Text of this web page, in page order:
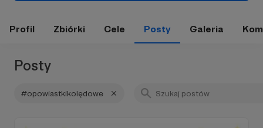
Profil Zbiórki Cele Posty Galeria
Posty
#opowiastkikolędowe